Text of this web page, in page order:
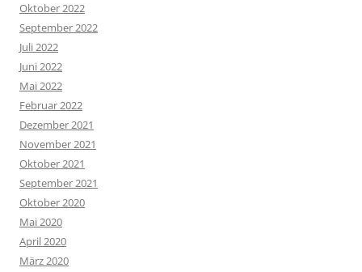
Oktober 2022
September 2022
Juli 2022
Juni 2022
Mai 2022
Februar 2022
Dezember 2021
November 2021
Oktober 2021
September 2021
Oktober 2020
Mai 2020
April 2020
März 2020